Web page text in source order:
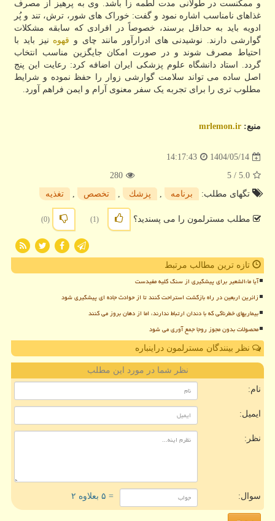
و ممکنست در طولانی مدت لطمه زا باشد. وی به پرهیز از مصرف
غذاهای نامناسب اشاره نمود و گفت: خوراک های شور، ترش، تند و پُر
ادویه باید به حداقل برسند، خصوصاً در افرادی که سابقه مشکلات
گوارشی دارند. نوشیدنی های ادرارآور مانند چای و قهوه نیز باید با
احتیاط مصرف شوند و در صورت امکان جایگزین مناسب انتخاب
گردد. استاد دانشگاه علوم پزشکی ایران اضافه کرد: رعایت این پنج
اصل ساده می تواند سلامت گوارشی زوار را حفظ نموده و شرایط
مطلوب تری را برای تجربه یک سفر معنوی آرام و ایمن فراهم آورد.
منبع: mrlemon.ir
1404/05/14
14:17:43
5.0
/ 5
280
تگهای مطلب:
برنامه , پزشك , تخصص , تغذیه
مطلب مسترلمون را می پسندید؟ (1)
(0)
تازه ترین مطالب مرتبط
آیا ماءالشعیر برای پیشگیری از سنگ کلیه مفیدست
زائرین اربعین در راه بازگشت استراحت کنند تا از حوادث جاده ای پیشگیری شود
بیماریهای خطرناکی که با دندان ارتباط ندارند، اما از دهان بروز می کنند
محصولات بدون مجوز روجا جمع آوری می شود
نظر بینندگان مسترلمون دراینباره
نظر شما در مورد این مطلب
نام:
ایمیل:
نظر:
سوال: = ۵ بعلاوه ۲